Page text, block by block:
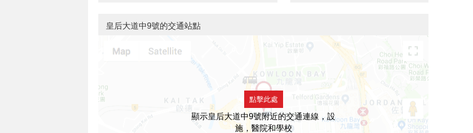
皇后大道中9號的交通站點
點擊此處
顯示皇后大道中9號附近的交通連線，設
施，醫院和學校